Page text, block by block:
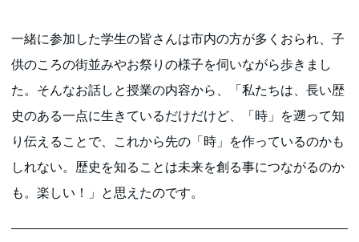
一緒に参加した学生の皆さんは市内の方が多くおられ、子
供のころの街並みやお祭りの様子を伺いながら歩きまし
た。そんなお話しと授業の内容から、「私たちは、長い歴
史のある一点に生きているだけだけど、「時」を遡って知
り伝えることで、これから先の「時」を作っているのかも
しれない。歴史を知ることは未来を創る事につながるのか
も。楽しい！」と思えたのです。